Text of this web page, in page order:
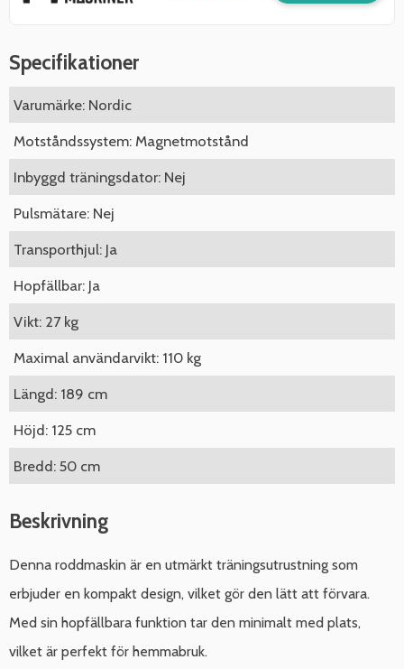
Specifikationer
Varumärke: Nordic
Motståndssystem: Magnetmotstånd
Inbyggd träningsdator: Nej
Pulsmätare: Nej
Transporthjul: Ja
Hopfällbar: Ja
Vikt: 27 kg
Maximal användarvikt: 110 kg
Längd: 189 cm
Höjd: 125 cm
Bredd: 50 cm
Beskrivning
Denna roddmaskin är en utmärkt träningsutrustning som
erbjuder en kompakt design, vilket gör den lätt att förvara.
Med sin hopfällbara funktion tar den minimalt med plats,
vilket är perfekt för hemmabruk.